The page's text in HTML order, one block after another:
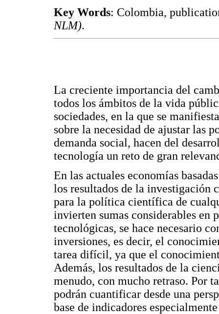
Key Words: Colombia,
NLM).
La creciente importancia del
todos los ámbitos de la vida
sociedades, en la que se
sobre la necesidad de ajustar las
demanda social, hacen del
tecnología un reto de gran
En las actuales economías
los resultados de la investigación
para la política científica de
invierten sumas considerables
tecnológicas, se hace necesario
inversiones, es decir, el
tarea difícil, ya que el
Además, los resultados de la
menudo, con mucho retraso. Por
podrán cuantificar desde una
base de indicadores